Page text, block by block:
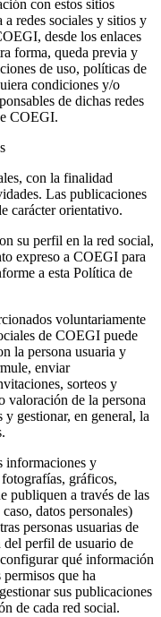
con estos sitios
a redes sociales y sitios y
desde los enlaces
forma, queda previa y
de uso, políticas de
condiciones y/o
de dichas redes
COEGI.
con la finalidad
Las publicaciones
carácter orientativo.
su perfil en la red social,
expreso a COEGI para
a esta Política de
voluntariamente
de COEGI puede
la persona usuaria y
enviar
sorteos y
valoración de la persona
gestionar, en general, la
informaciones y
gráficos,
publiquen a través de las
datos personales)
personas usuarias de
del perfil de usuario de
qué información
que ha
sus publicaciones
de cada red social.